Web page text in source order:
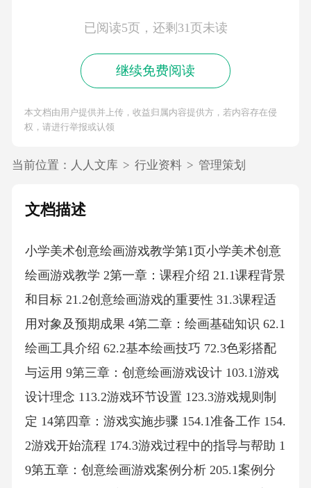
已阅读5页，还剩31页未读
继续免费阅读
本文档由用户提供并上传，收益归属内容提供方，若内容存在侵
权，请进行举报或认领
当前位置： 人人文库 > 行业资料 > 管理策划
文档描述
小学美术创意绘画游戏教学第1页小学美术创意
绘画游戏教学 2第一章：课程介绍 21.1课程背景
和目标 21.2创意绘画游戏的重要性 31.3课程适
用对象及预期成果 4第二章：绘画基础知识 62.1
绘画工具介绍 62.2基本绘画技巧 72.3色彩搭配
与运用 9第三章：创意绘画游戏设计 103.1游戏
设计理念 113.2游戏环节设置 123.3游戏规则制
定 14第四章：游戏实施步骤 154.1准备工作 154.
2游戏开始流程 174.3游戏过程中的指导与帮助 1
9第五章：创意绘画游戏案例分析 205.1案例分